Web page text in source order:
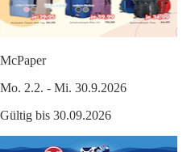
McPaper
Mo. 2.2. - Mi. 30.9.2026
Gültig bis 30.09.2026